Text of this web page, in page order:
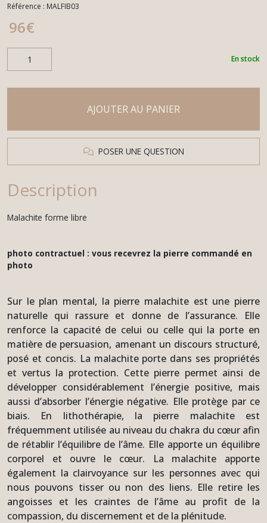
Référence : MALFIB03
96€
En stock
AJOUTER AU PANIER
POSER UNE QUESTION
Description
Malachite forme libre
photo contractuel : vous recevrez la pierre commandé en
photo
Sur le plan mental, la pierre malachite est une pierre
naturelle qui rassure et donne de l’assurance. Elle
renforce la capacité de celui ou celle qui la porte en
matière de persuasion, amenant un discours structuré,
posé et concis. La malachite porte dans ses propriétés
et vertus la protection. Cette pierre permet ainsi de
développer considérablement l’énergie positive, mais
aussi d’absorber l’énergie négative. Elle protège par ce
biais. En lithothérapie, la pierre malachite est
fréquemment utilisée au niveau du chakra du cœur afin
de rétablir l’équilibre de l’âme. Elle apporte un équilibre
corporel et ouvre le cœur. La malachite apporte
également la clairvoyance sur les personnes avec qui
nous pouvons tisser ou non des liens. Elle retire les
angoisses et les craintes de l’âme au profit de la
compassion, du discernement et de la plénitude.